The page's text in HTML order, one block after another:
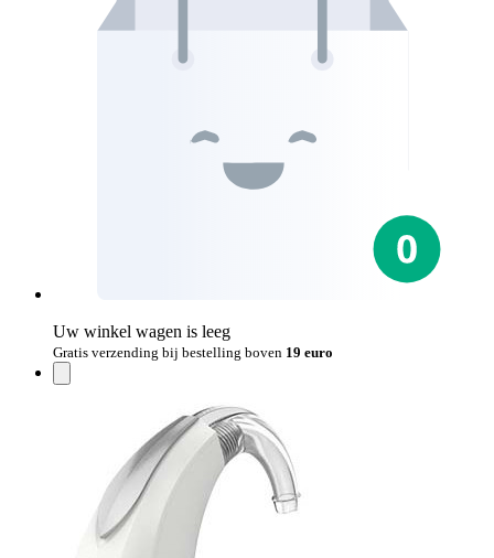
Uw winkel wagen is leeg
Gratis verzending bij bestelling boven 19 euro